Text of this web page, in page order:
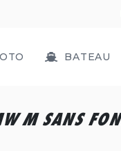
BATEAU
M SANS